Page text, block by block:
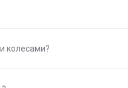
колесами?